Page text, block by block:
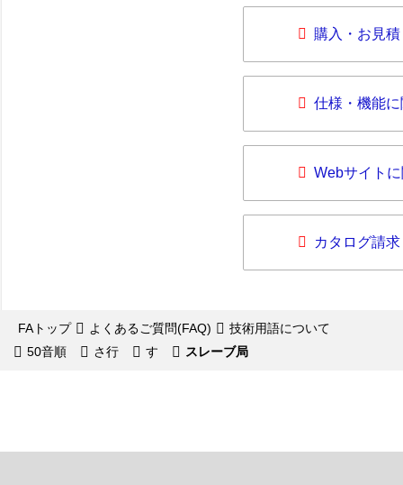
購入・お見
仕様・機能
Webサイト
カタログ請求
FAトップ よくあるご質問(FAQ)
技術用語について
50音順
さ行 す スレーブ局